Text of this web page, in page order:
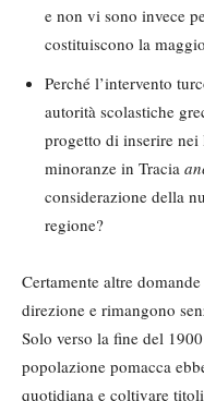
e non vi sono invece
costituiscono la
Perché l’intervento
autorità scolastiche
progetto di inserire
minoranze in Tracia
considerazione della
regione?
Certamente altre
direzione e rimangono
Solo verso la fine del
popolazione pomacca
quotidiana e coltivare